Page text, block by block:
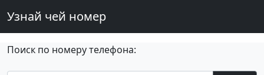
Узнай чей номер
Поиск по номеру телефона: